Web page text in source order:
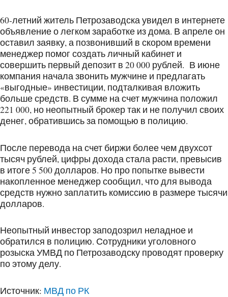
60-летний житель Петрозаводска увидел в интернете
объявление о легком заработке из дома. В апреле он
оставил заявку, а позвонивший в скором времени
менеджер помог создать личный кабинет и
совершить первый депозит в 20 000 рублей. В июне
компания начала звонить мужчине и предлагать
«выгодные» инвестиции, подталкивая вложить
больше средств. В сумме на счет мужчина положил
221 000, но неопытный брокер так и не получил своих
денег, обратившись за помощью в полицию.
После перевода на счет биржи более чем двухсот
тысяч рублей, цифры дохода стала расти, превысив
в итоге 5 500 долларов. Но про попытке вывести
накопленное менеджер сообщил, что для вывода
средств нужно заплатить комиссию в размере тысячи
долларов.
Неопытный инвестор заподозрил неладное и
обратился в полицию. Сотрудники уголовного
розыска УМВД по Петрозаводску проводят проверку
по этому делу.
Источник: МВД по РК